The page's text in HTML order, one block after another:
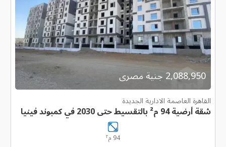
2,088,950 جنية مصرى
القاهرة العاصمة الادارية الجديدة
شقة أرضية 94 م² بالتقسيط حتى 2030 في كمبوند فينيا
94 م ٢